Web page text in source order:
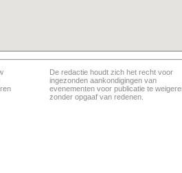
De redactie houdt zich het recht voor
ingezonden aankondigingen van
evenementen voor publicatie te
zonder opgaaf van redenen.